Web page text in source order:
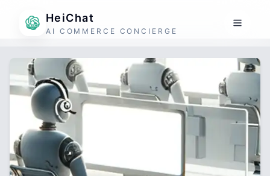
HeiChat
AI COMMERCE CONCIERGE